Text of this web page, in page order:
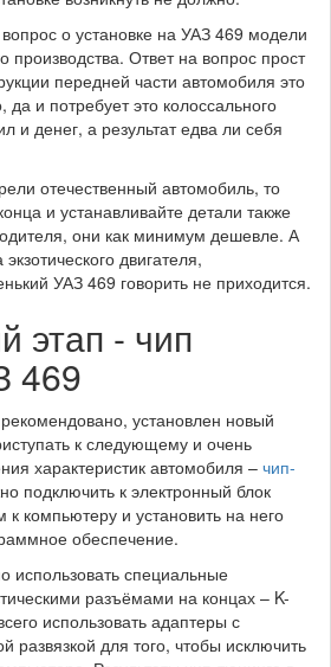
о установке на УАЗ 469 модели
производства. Ответ на вопрос прост
передней части автомобиля это
и потребует это колоссального
и денег, а результат едва ли себя
отечественный автомобиль, то
и устанавливайте детали также
они как минимум дешевле. А
двигателя,
УАЗ 469 говорить не приходится.
этап - чип
469
установлен новый
к следующему и очень
характеристик автомобиля – чип-
подключить к электронный блок
к компьютеру и установить на него
обеспечение.
использовать специальные
разъёмами на концах – K-
использовать адаптеры с
развязкой для того, чтобы исключить